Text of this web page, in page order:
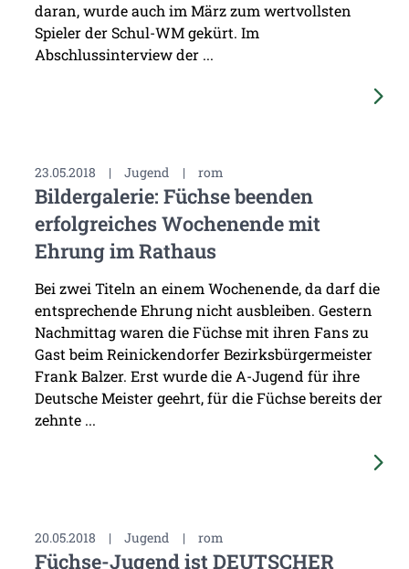
daran, wurde auch im März zum wertvollsten
Spieler der Schul-WM gekürt. Im
Abschlussinterview der ...
23.05.2018 | Jugend | rom
Bildergalerie: Füchse beenden
erfolgreiches Wochenende mit
Ehrung im Rathaus
Bei zwei Titeln an einem Wochenende, da darf die
entsprechende Ehrung nicht ausbleiben. Gestern
Nachmittag waren die Füchse mit ihren Fans zu
Gast beim Reinickendorfer Bezirksbürgermeister
Frank Balzer. Erst wurde die A-Jugend für ihre
Deutsche Meister geehrt, für die Füchse bereits der
zehnte ...
20.05.2018 | Jugend | rom
Füchse-Jugend ist DEUTSCHER